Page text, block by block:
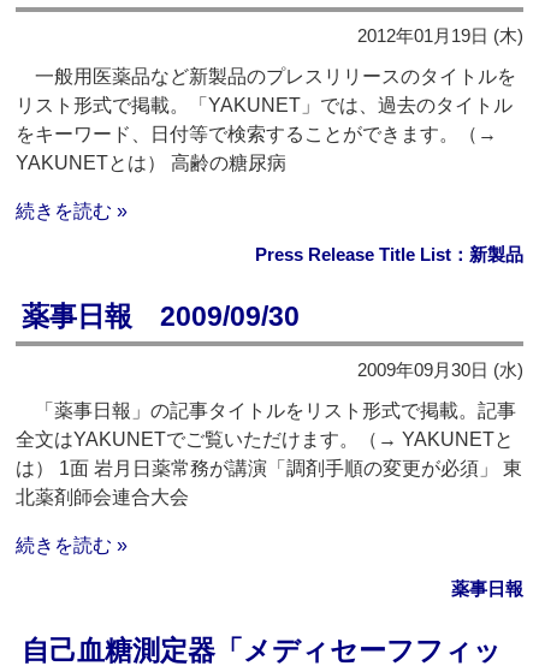
2012年01月19日 (木)
一般用医薬品など新製品のプレスリリースのタイトルを
リスト形式で掲載。「YAKUNET」では、過去のタイトル
をキーワード、日付等で検索することができます。（→
YAKUNETとは） 高齢の糖尿病
続きを読む »
Press Release Title List：新製品
薬事日報 2009/09/30
2009年09月30日 (水)
「薬事日報」の記事タイトルをリスト形式で掲載。記事
全文はYAKUNETでご覧いただけます。（→ YAKUNETと
は） 1面 岩月日薬常務が講演「調剤手順の変更が必須」 東
北薬剤師会連合大会
続きを読む »
薬事日報
自己血糖測定器「メディセーフフィッ